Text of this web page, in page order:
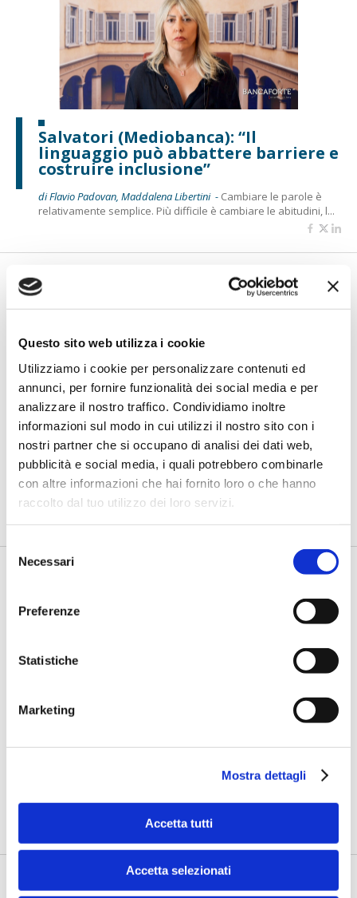
Questo sito web utilizza i cookie
Utilizziamo i cookie per personalizzare contenuti ed
annunci, per fornire funzionalità dei social media e per
analizzare il nostro traffico. Condividiamo inoltre
informazioni sul modo in cui utilizzi il nostro sito con i
nostri partner che si occupano di analisi dei dati web,
pubblicità e social media, i quali potrebbero combinarle
con altre informazioni che hai fornito loro o che hanno
raccolto dal tuo utilizzo dei loro servizi.
Selezione
delNecessari
Preferenze
Statistiche
Marketing
Mostra dettagli
Accetta tutti
Accetta selezionati
Salvatori (Mediobanca): “Il
linguaggio può abbattere barriere e
costruire inclusione”
di Flavio Padovan, Maddalena Libertini - Cambiare le parole è
relativamente semplice. Più difficile è cambiare le abitudini, l...
Petrella (BPER Banca): “La GenAI
rafforza i controlli e valorizza il
lavoro degli analisti”
di Flavio Padovan, Maddalena Libertini - Rendere i controlli di
secondo livello più strutturati, standardizzati e capaci di le...
Fracassi (Multiply Group): "L’AI va
I proof of concept